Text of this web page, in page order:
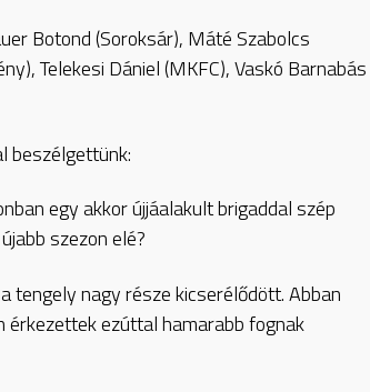
Botond (Soroksár), Máté Szabolcs
Telekesi Dániel (MKFC), Vaskó Barnabás
beszélgettünk:
egy akkor újjáalakult brigaddal szép
szezon elé?
tengely nagy része kicserélődött. Abban
érkezettek ezúttal hamarabb fognak